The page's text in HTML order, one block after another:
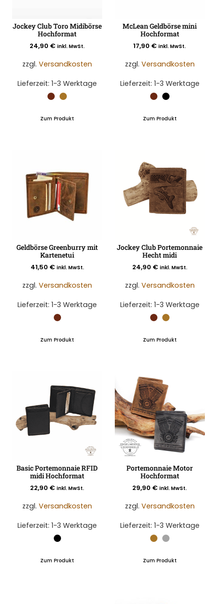
Jockey Club Toro Midibörse
Hochformat
24,90 € inkl. MwSt.
zzgl.Versandkosten
Lieferzeit:1-3 Werktage
Zum Produkt
McLean Geldbörse mini
Hochformat
17,90 € inkl. MwSt.
zzgl. Versandkosten
Lieferzeit: 1-3 Werktage
Zum Produkt
Geldbörse Greenburry mit
Kartenetui
41,50 € inkl. MwSt.
zzgl.Versandkosten
Lieferzeit:1-3 Werktage
Zum Produkt
Jockey Club Portemonnaie
Hecht midi
24,90 € inkl. MwSt.
zzgl. Versandkosten
Lieferzeit: 1-3 Werktage
Zum Produkt
Basic Portemonnaie RFID
midi Hochformat
22,90 € inkl. MwSt.
zzgl.Versandkosten
Lieferzeit:1-3 Werktage
Zum Produkt
Portemonnaie Motor
Hochformat
29,90 € inkl. MwSt.
zzgl. Versandkosten
Lieferzeit: 1-3 Werktage
Zum Produkt